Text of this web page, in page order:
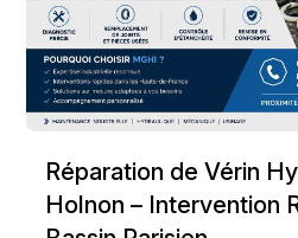
Réparation de Vérin
Holnon – Intervention